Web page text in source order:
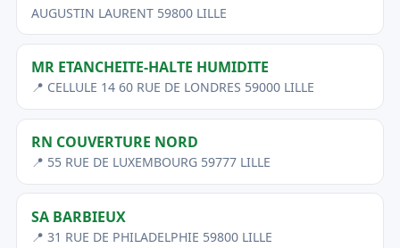
AUGUSTIN LAURENT 59800 LILLE
MR ETANCHEITE-HALTE HUMIDITE
📍 CELLULE 14 60 RUE DE LONDRES 59000 LILLE
RN COUVERTURE NORD
📍 55 RUE DE LUXEMBOURG 59777 LILLE
SA BARBIEUX
📍 31 RUE DE PHILADELPHIE 59800 LILLE